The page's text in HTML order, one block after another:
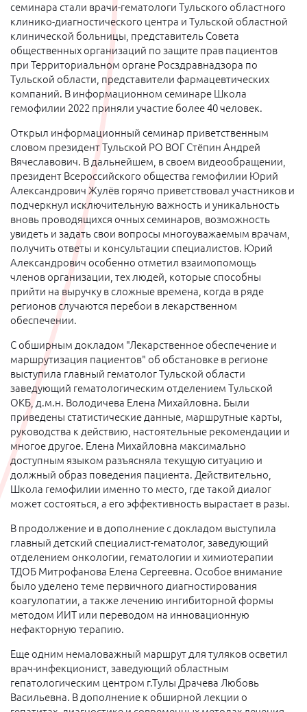
семинара стали врачи-гематологи Тульского областного
клинико-диагностического центра и Тульской областной
клинической больницы, представитель Совета
общественных организаций по защите прав пациентов
при Территориальном органе Росздравнадзора по
Тульской области, представители фармацевтических
компаний. В информационном семинаре Школа
гемофилии 2022 приняли участие более 40 человек.
Открыл информационный семинар приветственным
словом президент Тульской РО ВОГ Стёпин Андрей
Вячеславович. В дальнейшем, в своем видеообращении,
президент Всероссийского общества гемофилии Юрий
Александрович Жулёв горячо приветствовал участников и
подчеркнул исключительную важность и уникальность
вновь проводящихся очных семинаров, возможность
увидеть и задать свои вопросы многоуважаемым врачам,
получить ответы и консультации специалистов. Юрий
Александрович особенно отметил взаимопомощь
членов организации, тех людей, которые способны
прийти на выручку в сложные времена, когда в ряде
регионов случаются перебои в лекарственном
обеспечении.
С обширным докладом "Лекарственное обеспечение и
маршрутизация пациентов" об обстановке в регионе
выступила главный гематолог Тульской области
заведующий гематологическим отделением Тульской
ОКБ, д.м.н. Володичева Елена Михайловна. Были
приведены статистические данные, маршрутные карты,
руководства к действию, настоятельные рекомендации и
многое другое. Елена Михайловна максимально
доступным языком разъясняла текущую ситуацию и
должный образ поведения пациента. Действительно,
Школа гемофилии именно то место, где такой диалог
может состояться, а его эффективность вырастает в разы.
В продолжение и в дополнение с докладом выступила
главный детский специалист-гематолог, заведующий
отделением онкологии, гематологии и химиотерапии
ТДОБ Митрофанова Елена Сергеевна. Особое внимание
было уделено теме первичного диагностирования
коагулопатии, а также лечению ингибиторной формы
методом ИИТ или переводом на инновационную
нефакторную терапию.
Еще одним немаловажный маршрут для туляков осветил
врач-инфекционист, заведующий областным
гепатологическим центром г.Тулы Драчева Любовь
Васильевна. В дополнение к обширной лекции о